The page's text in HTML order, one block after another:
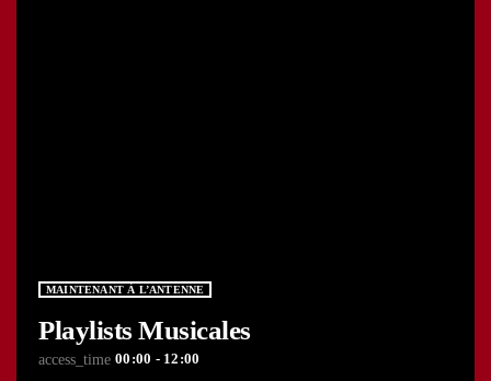
MAINTENANT À L’ANTENNE
Playlists Musicales
access_time 00:00 - 12:00